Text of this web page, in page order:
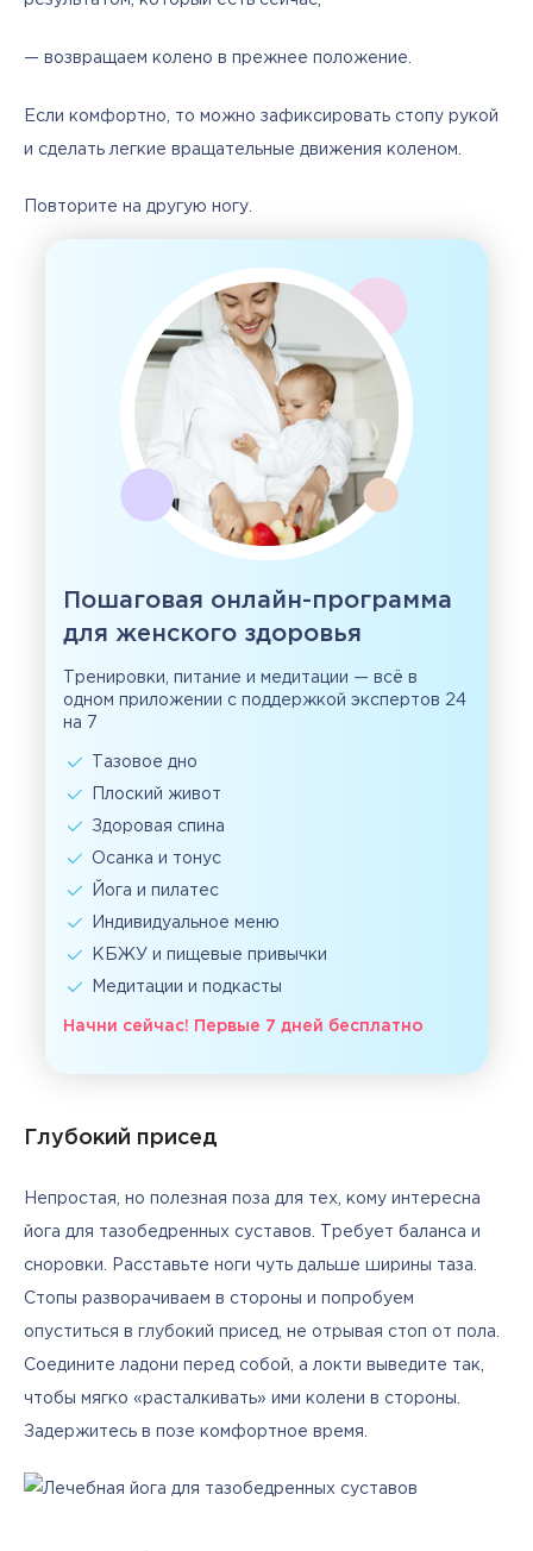
— возвращаем колено в прежнее положение.
Если комфортно, то можно зафиксировать стопу рукой
и сделать легкие вращательные движения коленом.
Повторите на другую ногу.
Пошаговая онлайн-программа
для женского здоровья
Тренировки, питание и медитации — всё в
одном приложении с поддержкой экспертов 24
на 7
Тазовое дно
Плоский живот
Здоровая спина
Осанка и тонус
Йога и пилатес
Индивидуальное меню
КБЖУ и пищевые привычки
Медитации и подкасты
Начни сейчас! Первые 7 дней бесплатно
Глубокий присед
Непростая, но полезная поза для тех, кому интересна
йога для тазобедренных суставов. Требует баланса и
сноровки. Расставьте ноги чуть дальше ширины таза.
Стопы разворачиваем в стороны и попробуем
опуститься в глубокий присед, не отрывая стоп от пола.
Соедините ладони перед собой, а локти выведите так,
чтобы мягко «расталкивать» ими колени в стороны.
Задержитесь в позе комфортное время.